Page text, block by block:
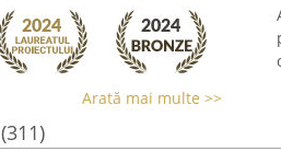
Arată mai multe >>
(311)